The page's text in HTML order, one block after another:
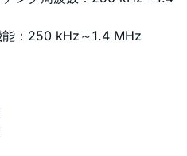
：250 kHz～1.4 MHz